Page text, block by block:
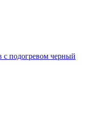
с подогревом черный